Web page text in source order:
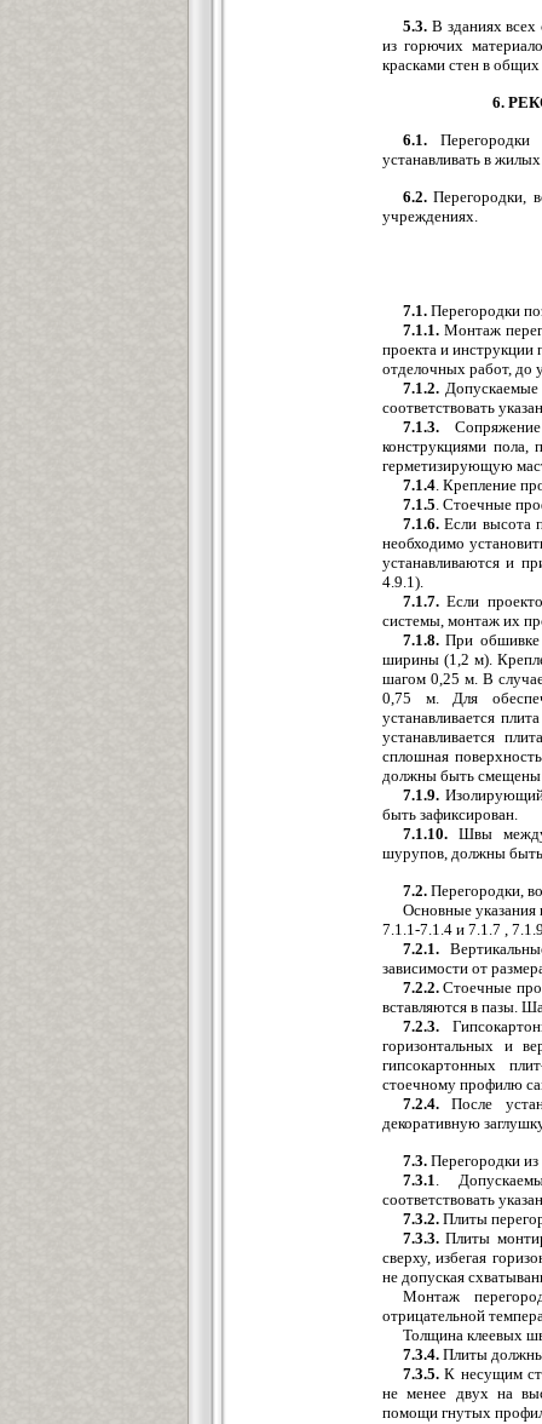
5.3. В зданиях всех
из горючих
красками стен в
6.
6.1. Перегородки
устанавливать в
6.2. Перегородки,
учреждениях.
7.1. Перегородки
7.1.1. Монтаж
проекта и инструкции
отделочных работ, до
7.1.2. Допускаемые
соответствовать
7.1.3.
конструкциями пола,
герметизирующую
7.1.4. Крепление
7.1.5. Стоечные
7.1.6. Если высота
необходимо
устанавливаются и
4.9.1).
7.1.7. Если
системы, монтаж их
7.1.8. При обшивке
ширины (1,2 м).
шагом 0,25 м. В
0,75 м. Для
устанавливается
устанавливается
сплошная
должны быть смещены
7.1.9.
быть зафиксирован.
7.1.10. Швы между
шурупов, должны
7.2. Перегородки,
Основные
7.1.1-7.1.4 и 7.1.7 ,
7.2.1.
зависимости от
7.2.2. Стоечные
вставляются в пазы.
7.2.3.
горизонтальных и
гипсокартонных
стоечному профилю
7.2.4. После
декоративную
7.3. Перегородки
7.3.1.
соответствовать
7.3.2. Плиты
7.3.3. Плиты
сверху, избегая
не допуская
Монтаж
отрицательной
Толщина клеевых
7.3.4. Плиты
7.3.5. К несущим
не менее двух на
помощи гнутых